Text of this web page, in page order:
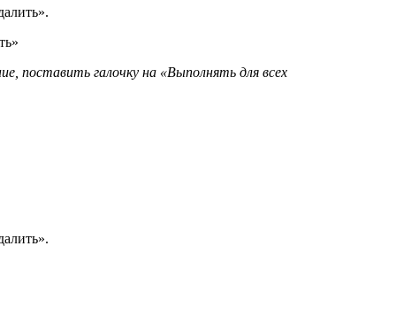
поставить галочку на «Выполнять для всех